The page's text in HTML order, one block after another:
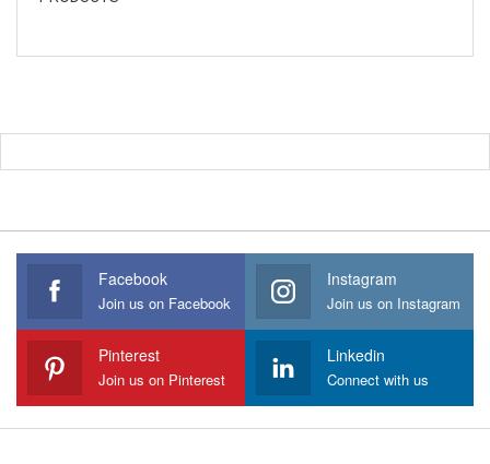
Facebook
Join us on Facebook
Instagram
Join us on Instagram
Pinterest
Join us on Pinterest
Linkedin
Connect with us